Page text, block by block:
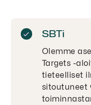
SBTi
Olemme
Targets -
tieteelliset
sitoutuneet